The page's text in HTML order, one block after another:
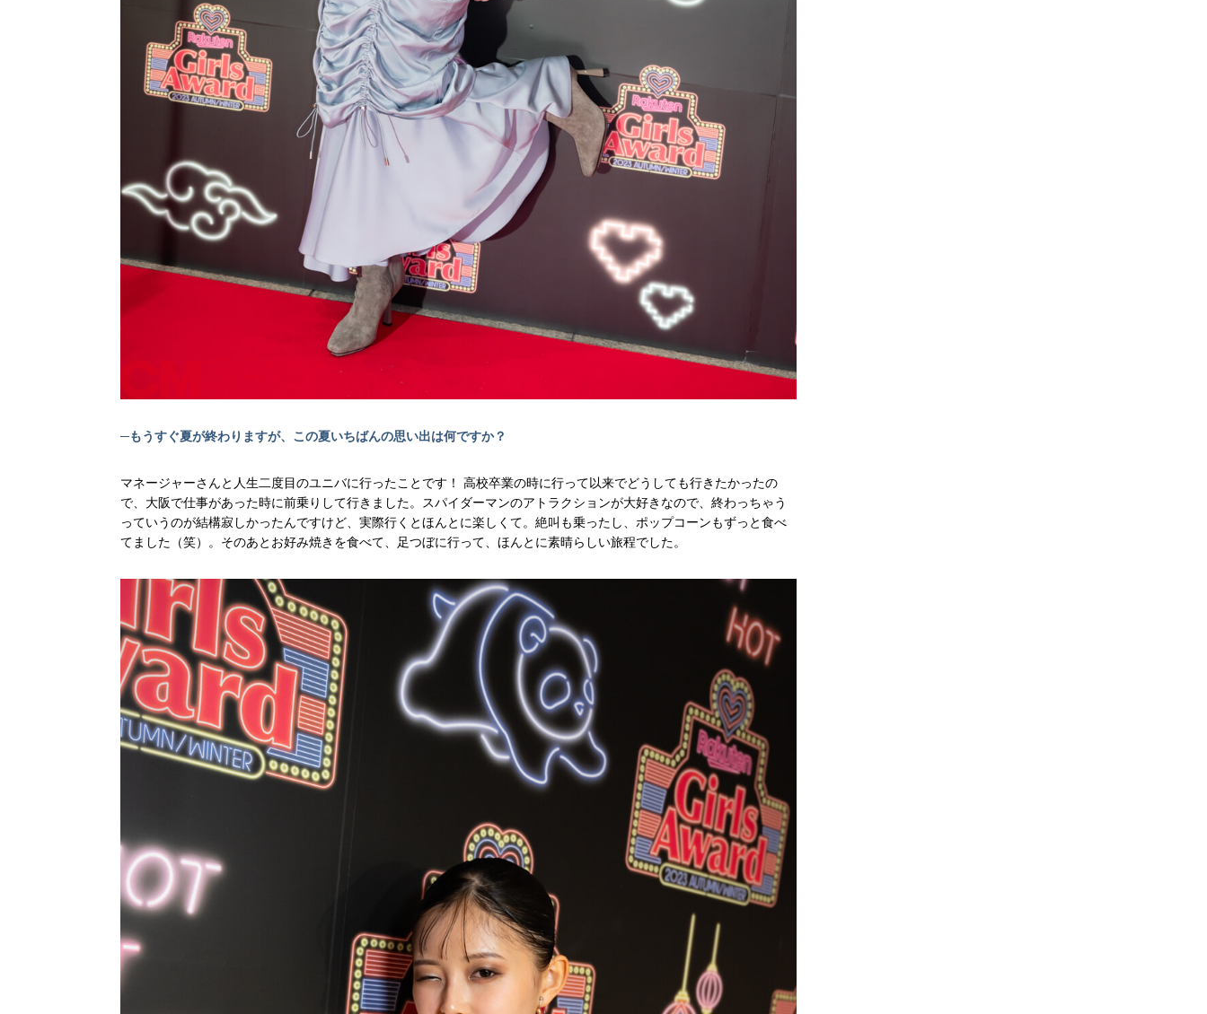
─もうすぐ夏が終わりますが、この夏いちばんの思い出は何ですか？
マネージャーさんと人生二度目のユニバに行ったことです！ 高校卒業の時に行って以来でどうしても行きたかったの
で、大阪で仕事があった時に前乗りして行きました。スパイダーマンのアトラクションが大好きなので、終わっちゃう
っていうのが結構寂しかったんですけど、実際行くとほんとに楽しくて。絶叫も乗ったし、ポップコーンもずっと食べ
てました（笑）。そのあとお好み焼きを食べて、足つぼに行って、ほんとに素晴らしい旅程でした。